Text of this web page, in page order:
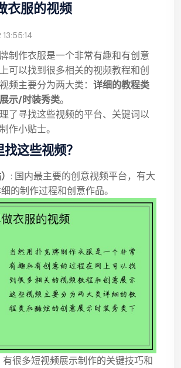
衣服的视频
制作衣服是一个非常有趣和有创意
可以找到很多相关的视频教程和创
频主要分为两大类： 详细的教程类
示/时装秀类。
了寻找这些视频的平台、关键词以
作小贴士。
这些视频？
: 国内最主要的创意视频平台，有大
的制作过程和创意作品。
: 有很多短视频展示制作的关键技巧和